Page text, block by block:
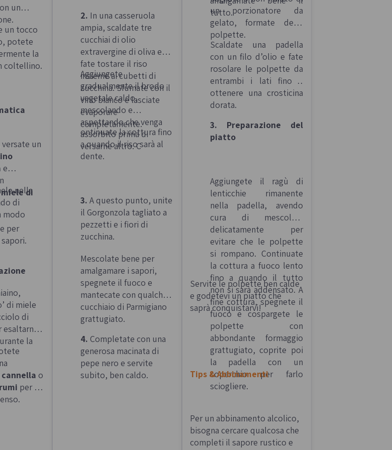
un
un tocco
potete
la
coltellino.
un
e
miele di
per
nella
di
modo
di miele
di
esaltarne
la
cannella o
per un
2. In una casseruola
ampia, scaldate tre
cucchiai di olio
extravergine di oliva e
fate tostare il riso
insieme ai cubetti di
zucchina. Sfumate con il
vino bianco e lasciate
evaporare
completamente.
Aggiungete
gradualmente il brodo
vegetale caldo,
mescolando e
aspettando che venga
assorbito prima di
versarne altro. C
ontinuate la cottura fino
a quando il riso sarà al
dente.
3. A questo punto, unite
il Gorgonzola tagliato a
pezzetti e i fiori di
zucchina.
Mescolate bene per
amalgamare i sapori,
spegnete il fuoco e
mantecate con qualche
cucchiaio di Parmigiano
grattugiato.
4. Completate con una
generosa macinata di
pepe nero e servite
subito, ben caldo.
tutto.
un porzionatore da
gelato, formate delle
polpette.
Scaldate una padella
con un filo d’olio e fate
rosolare le polpette da
entrambi i lati fino a
ottenere una crosticina
dorata.
3. Preparazione del
piatto
Aggiungete il ragù di
lenticchie rimanente
nella padella, avendo
cura di mescolare
delicatamente per
evitare che le polpette
si rompano. Continuate
la cottura a fuoco lento
fino a quando il tutto
non si sarà addensato. A
fine cottura, spegnete il
fuoco e cospargete le
polpette con
abbondante formaggio
grattugiato, coprite poi
la padella con un
coperchio per farlo
sciogliere.
Servite le polpette ben calde
e godetevi un piatto che
saprà conquistarvi!
Tips & Abbinamenti
Per un abbinamento alcolico,
bisogna cercare qualcosa che
completi il sapore rustico e